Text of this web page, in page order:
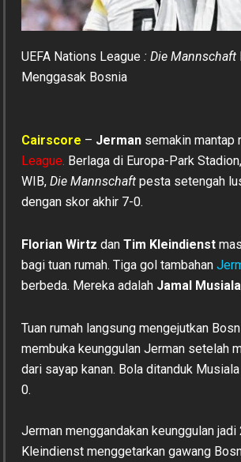
UEFA Nations League : Die Mannschaft
Menggasak Bosnia
Cairscore – Jerman semakin mantap
League Berlaga di Europa-Park
WIB, Die Mannschaft pesta setengah
dengan skor akhir 7-0.
Florian Wirtz dan Tim Kleindienst
bagi tuan rumah. Tiga gol tambahan
berbeda. Mereka adalah Jamal Musiala
Tuan rumah langsung mengejutkan
membuka keunggulan Jerman setelah
dari sayap kanan. Bola ditanduk
0.
Jerman menggandakan keunggulan
Kleindienst menggetarkan gawang